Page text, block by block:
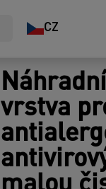
CZ
vrstva